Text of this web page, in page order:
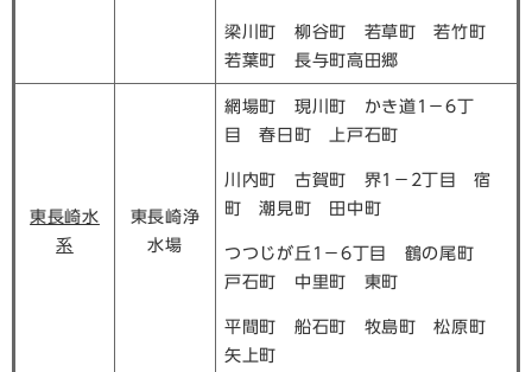
梁川町 柳谷町 若草町 若竹町
若葉町 長与町高田郷
東長崎水
系
東長崎浄
水場
網場町 現川町 かき道1－6丁
目 春日町 上戸石町
川内町 古賀町 界1－2丁目 宿
町 潮見町 田中町
つつじが丘1－6丁目 鶴の尾町
戸石町 中里町 東町
平間町 船石町 牧島町 松原町
矢上町